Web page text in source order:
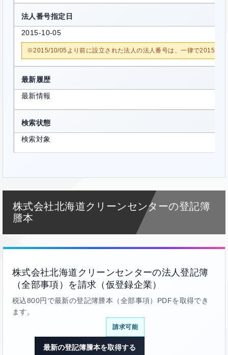
法人番号指定日
2015-10-05
※2015/10/05より前に設立された法人の法人番号は、一律で2015/10/
最新履歴
最新情報
検索状態
検索対象
株式会社北海道クリーンセンターの登記簿
謄本
株式会社北海道クリーンセンターの法人登記簿
（全部事項）を請求（仮登録企業）
税込800円で最新の登記簿謄本（全部事項）PDFを取得でき
ます。
請求可能
最新の登記簿謄本を取得する